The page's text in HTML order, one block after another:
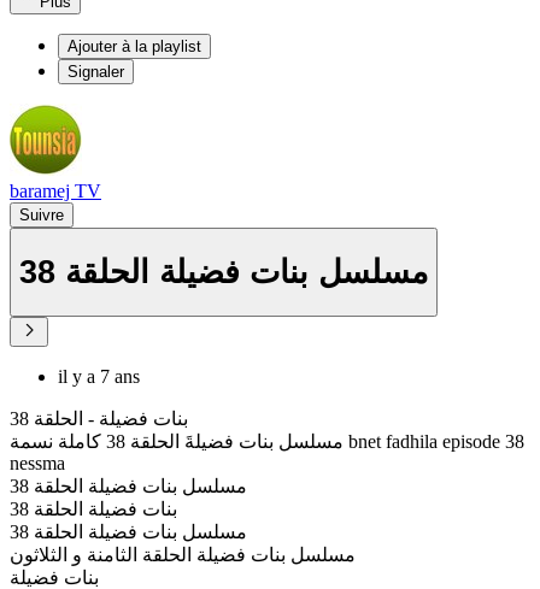
Ajouter à la playlist
Signaler
baramej TV
Suivre
مسلسل بنات فضيلة الحلقة 38
il y a 7 ans
بنات فضيلة - الحلقة 38
مسلسل بنات فضيلةَ الحلقة 38 كاملة نسمة bnet fadhila episode 38
nessma
مسلسل بنات فضيلة الحلقة 38
بنات فضيلة الحلقة 38
مسلسل بنات فضيلة الحلقة 38
مسلسل بنات فضيلة الحلقة الثامنة و الثلاثون
بنات فضيلة